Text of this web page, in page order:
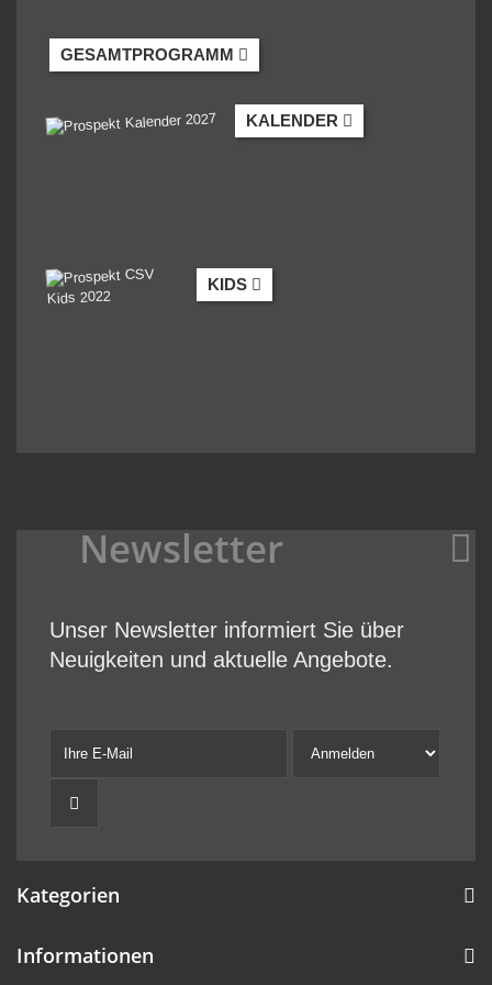
GESAMTPROGRAMM
KALENDER
KIDS
Newsletter
Unser Newsletter informiert Sie über
Neuigkeiten und aktuelle Angebote.
Kategorien
Informationen